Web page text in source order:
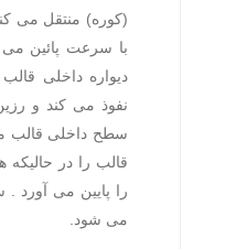
(کوره) منتقل می
با سرعت پائین می
دیواره داخلی
نفوذ می کند و
سطح داخلی قالب
قالب را در
را پایین می آورد
می شود.